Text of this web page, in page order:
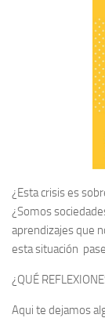
¿Esta crisis es
¿Somos
aprendizajes que
esta situación
¿QUÉ
Aqui te dejamos